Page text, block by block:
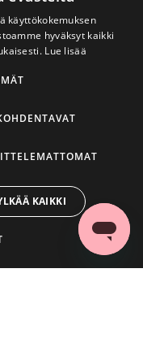
käyttökokemuksen
hyväksyt kaikki
Lue lisää
KAIKKI